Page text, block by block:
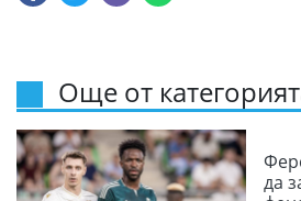
Още от
да